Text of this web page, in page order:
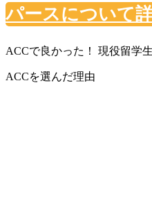
パースについて
ACCで良かった！ 現役留学
ACCを選んだ理由